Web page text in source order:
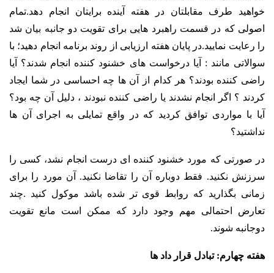
خواهید طرف مقابلتان در هفته آینده برایتان انجام دهد.تمام
اصولی که در قسمت راهبرد هایی برای تقویت دو جانبه بیان شد
را رعایت نمایید.در پایان هفته ارزیابی از روند برنامه انجام دهید؛ با
سوالاتی مانند : آیا درخواست های خشنود کننده انجام شدند؟ آیا
راضی کننده بودند؟ هر کدام از آن ها چه احساسی در شما ایجاد
کردند ؟ اگر انجام نشدند یا راضی کننده نبودند ، دلیل آن چه بود؟
آیا با مواردی توافق کردید که در واقع تمایلی به اجرای آن ها
نداشتید؟
در صورتی که مورد خشنود کننده ای درست انجام نشد، کسی را
سرزنش نکنید. فقط دوباره آن را تقاضا نکنید. آن مورد را برای
زمانی بگذارید که روابط قوی تر شده باشد موکول کنید .چند
تعارض احتمالی مهم وجود دارد که ممکن است مانع تقویت
دوجانبه شوند.
هفته چهارم: تبادل قرار داد ها